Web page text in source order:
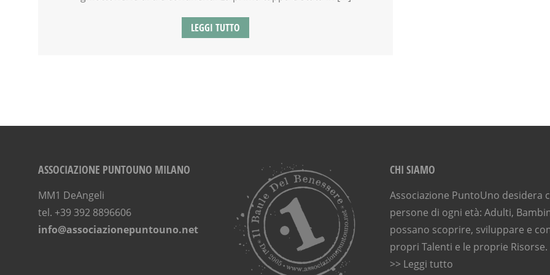
LEGGI TUTTO
ASSOCIAZIONE PUNTOUNO MILANO
MM1 DeAngeli
tel. +39 392 8896606
info@associazionepuntouno.net
CHI SIAMO
Associazione PuntoUno desidera
persone di ogni età: Adulti,
possano scoprire, sviluppare e
propri Talenti e le proprie Risorse.
>> Leggi tutto